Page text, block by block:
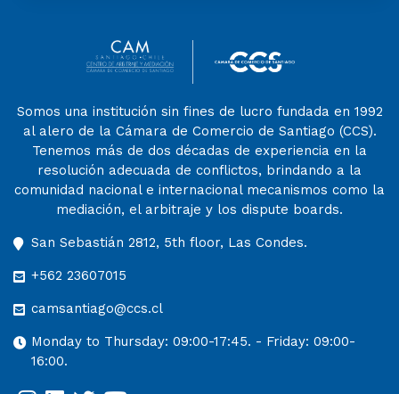
Somos una institución sin fines de lucro fundada en 1992
al alero de la Cámara de Comercio de Santiago (CCS).
Tenemos más de dos décadas de experiencia en la
resolución adecuada de conflictos, brindando a la
comunidad nacional e internacional mecanismos como la
mediación, el arbitraje y los dispute boards.
San Sebastián 2812, 5th floor, Las Condes.
+562 23607015
camsantiago@ccs.cl
Monday to Thursday: 09:00-17:45. - Friday: 09:00-
16:00.